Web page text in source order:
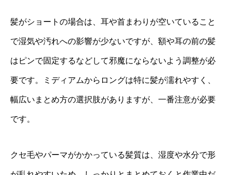
髪がショートの場合は、耳や首まわりが空いていること
で湿気や汚れへの影響が少ないですが、額や耳の前の髪
はピンで固定するなどして邪魔にならないよう調整が必
要です。ミディアムからロングは特に髪が濡れやすく、
幅広いまとめ方の選択肢がありますが、一番注意が必要
です。
クセ毛やパーマがかかっている髪質は、湿度や水分で形